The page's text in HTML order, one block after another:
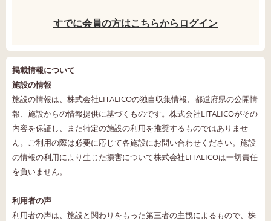
すでに会員の方はこちらからログイン
掲載情報について
施設の情報
施設の情報は、株式会社LITALICOの独自収集情報、都道府県の公開情
報、施設からの情報提供に基づくものです。株式会社LITALICOがその
内容を保証し、また特定の施設の利用を推奨するものではありませ
ん。ご利用の際は必要に応じて各施設にお問い合わせください。施設
の情報の利用により生じた損害について株式会社LITALICOは一切責任
を負いません。
利用者の声
利用者の声は、施設と関わりをもった第三者の主観によるもので、株